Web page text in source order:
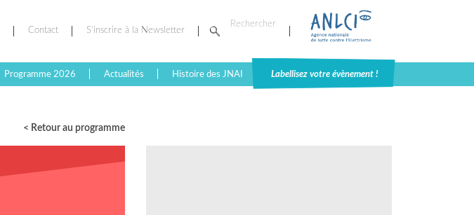
Contact S’inscrire à la Newsletter
Programme 2026 Actualités Histoire des JNAI Labellisez votre évènement !
< Retour au programme